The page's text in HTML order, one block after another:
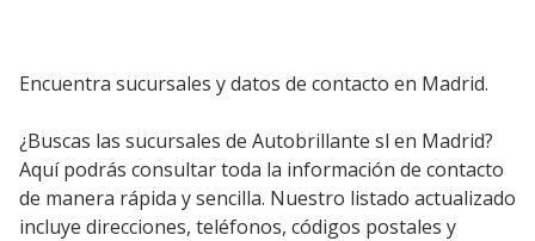
Encuentra sucursales y datos de contacto en Madrid.
¿Buscas las sucursales de Autobrillante sl en Madrid?
Aquí podrás consultar toda la información de contacto
de manera rápida y sencilla. Nuestro listado actualizado
incluye direcciones, teléfonos, códigos postales y